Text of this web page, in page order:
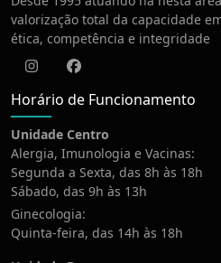
valorização total da capacidade
ética, competência e integridade
InstagramFacebook
Horário de Funcionamento
Unidade Centro
Alergia, Imunologia e Vacinas:
Segunda a Sexta, das 8h às 18h
Sábado, das 9h às 13h
Ginecologia:
Quinta-feira, das 14h às 18h